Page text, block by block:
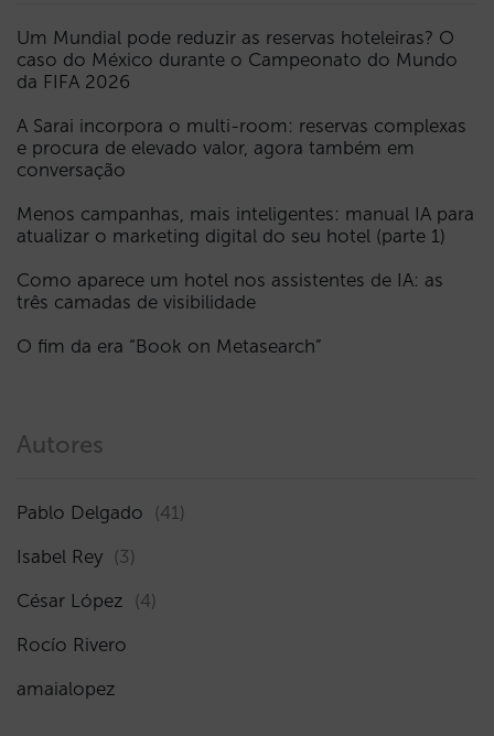
Um Mundial pode reduzir as reservas hoteleiras? O
caso do México durante o Campeonato do Mundo
da FIFA 2026
A Sarai incorpora o multi-room: reservas complexas
e procura de elevado valor, agora também em
conversação
Menos campanhas, mais inteligentes: manual IA para
atualizar o marketing digital do seu hotel (parte 1)
Como aparece um hotel nos assistentes de IA: as
três camadas de visibilidade
O fim da era “Book on Metasearch”
Autores
Pablo Delgado (41)
Isabel Rey (3)
César López (4)
Rocío Rivero
amaialopez